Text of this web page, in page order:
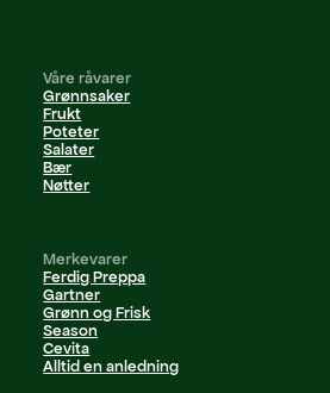
Våre råvarer
Grønnsaker
Frukt
Poteter
Salater
Bær
Nøtter
Merkevarer
Ferdig Preppa
Gartner
Grønn og Frisk
Season
Cevita
Alltid en anledning